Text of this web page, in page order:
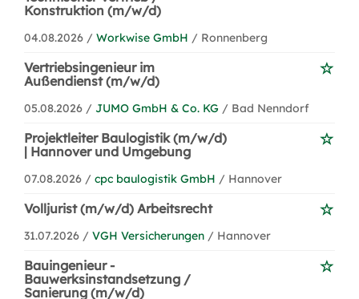
Konstruktion (m/w/d)
04.08.2026 / Workwise GmbH / Ronnenberg
Vertriebsingenieur im
Außendienst (m/w/d)
05.08.2026 / JUMO GmbH & Co. KG / Bad Nenndorf
Projektleiter Baulogistik (m/w/d)
| Hannover und Umgebung
07.08.2026 / cpc baulogistik GmbH / Hannover
Volljurist (m/w/d) Arbeitsrecht
31.07.2026 / VGH Versicherungen / Hannover
Bauingenieur -
Bauwerksinstandsetzung /
Sanierung (m/w/d)